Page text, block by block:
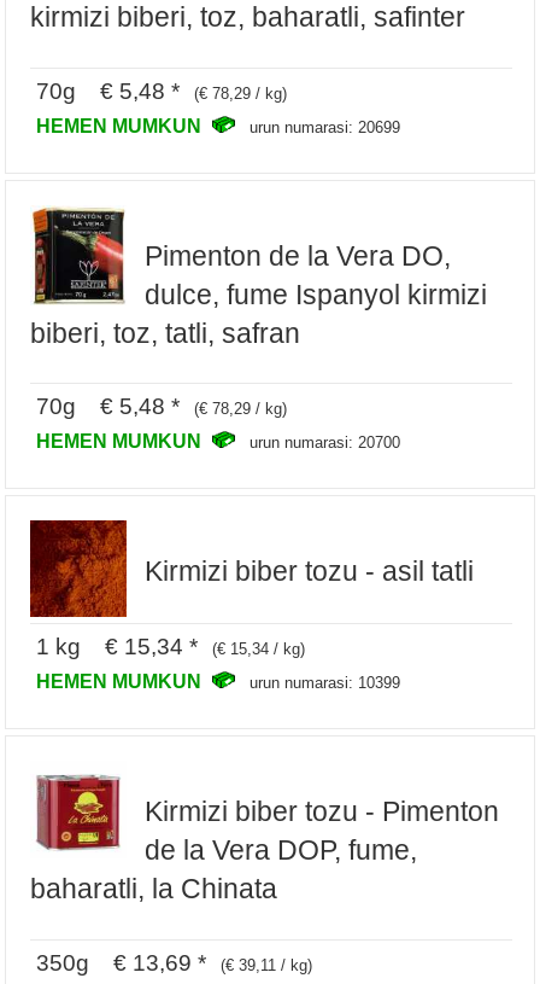
kirmizi biberi, toz, baharatli, safinter
70g € 5,48 * (€ 78,29 / kg)
HEMEN MUMKUN urun numarasi: 20699
Pimenton de la Vera DO,
dulce, fume Ispanyol kirmizi
biberi, toz, tatli, safran
70g € 5,48 * (€ 78,29 / kg)
HEMEN MUMKUN urun numarasi: 20700
Kirmizi biber tozu - asil tatli
1 kg € 15,34 * (€ 15,34 / kg)
HEMEN MUMKUN urun numarasi: 10399
Kirmizi biber tozu - Pimenton
de la Vera DOP, fume,
baharatli, la Chinata
350g € 13,69 * (€ 39,11 / kg)